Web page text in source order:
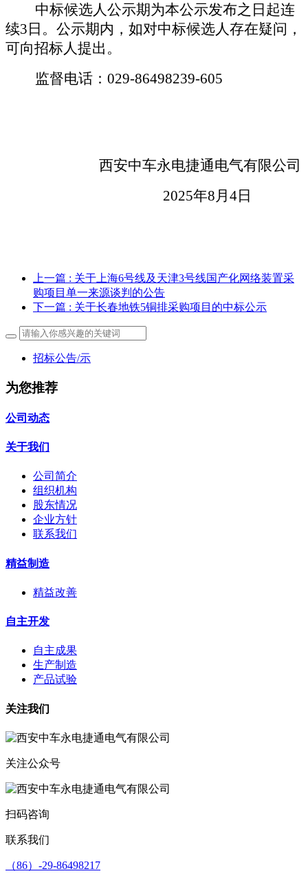
中标候选人公示期为本公示发布之日起连
续3日。公示期内，如对中标候选人存在疑问，
可向招标人提出。
监督电话： 029-86498239-605
西安中车永电捷通电气有限公司
2025年8月 4日
上一篇 : 关于上海6号线及天津3号线国产化网络装置采
购项目单一来源谈判的公告
下一篇 : 关于长春地铁5铜排采购项目的中标公示
招标公告/示
为您推荐
公司动态
关于我们
公司简介
组织机构
股东情况
企业方针
联系我们
精益制造
精益改善
自主开发
自主成果
生产制造
产品试验
关注我们
关注公众号
扫码咨询
联系我们
（86）-29-86498217